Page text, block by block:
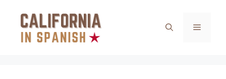
contenido
Menú